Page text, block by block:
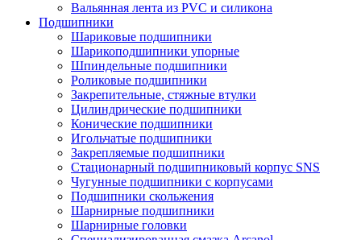
Вальянная лента из PVC и силикона
Подшипники
Шариковые подшипники
Шарикоподшипники упорные
Шпиндельные подшипники
Роликовые подшипники
Закрепительные, стяжные втулки
Цилиндрические подшипники
Конические подшипники
Игольчатые подшипники
Закрепляемые подшипники
Стационарный подшипниковый корпус SNS
Чугунные подшипники с корпусами
Подшипники скольжения
Шарнирные подшипники
Шарнирные головки